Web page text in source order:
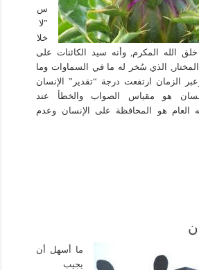
س
”لا
خلا
الله المكرم, وأنه سيد الكائنات على
المختار, الذي سُخر له ما في السماوات وما
الزمان ارتفعت درجة “تقدير” الإنسان
هو مقياس الصواب والخطأ عند
العام هو المحافظة على الإنسان وعدم
ما أسهل أن
يجيب